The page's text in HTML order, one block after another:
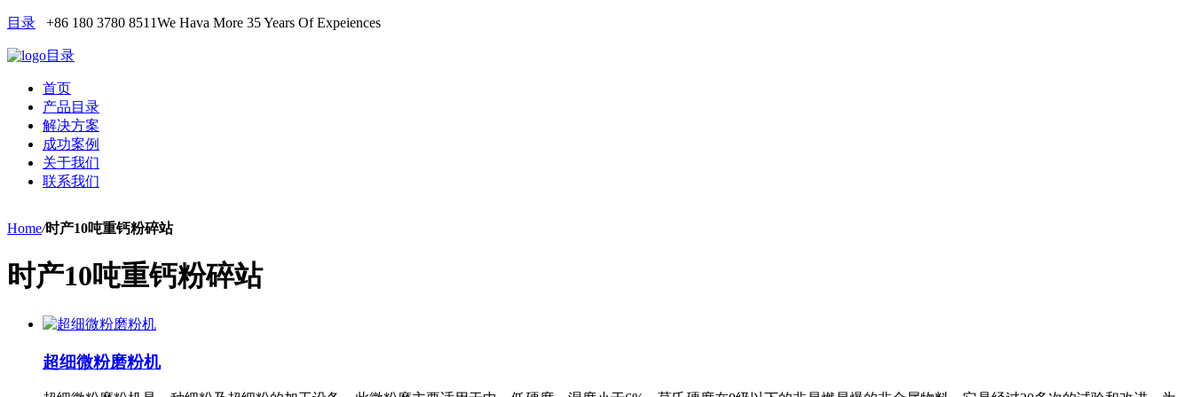
目录 +86 180 3780 8511We Hava More 35 Years Of Expeiences
目录
首页
产品目录
解决方案
成功案例
关于我们
联系我们
Home/时产10吨重钙粉碎站
时产10吨重钙粉碎站
超细微粉磨粉机